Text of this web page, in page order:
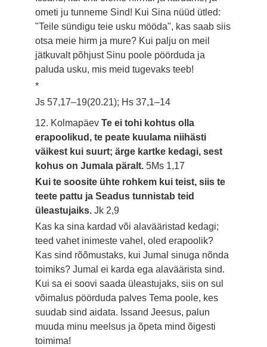
ometi ju tunneme Sind! Kui Sina nüüd ütled:
"Teile sündigu teie usku mööda", kas saab siis
otsa meie hirm ja mure? Kui palju on meil
jätkuvalt põhjust Sinu poole pöörduda ja
paluda usku, mis meid tugevaks teeb!
*
Js 57,17–19(20.21); Hs 37,1–14
12. KolmapäevTe ei tohi kohtus olla
erapoolikud, te peate kuulama niihästi
väikest kui suurt; ärge kartke kedagi, sest
kohus on Jumala päralt.5Ms 1,17
Kui te soosite ühte rohkem kui teist, siis te
teete pattu ja Seadus tunnistab teid
üleastujaiks.Jk 2,9
Kas ka sina kardad või alavääristad kedagi;
teed vahet inimeste vahel, oled erapoolik?
Kas sind rõõmustaks, kui Jumal sinuga nõnda
toimiks? Jumal ei karda ega alaväärista sind.
Kui sa ei soovi saada üleastujaks, siis on sul
võimalus pöörduda palves Tema poole, kes
suudab sind aidata. Issand Jeesus, palun
muuda minu meelsus ja õpeta mind õigesti
toimima!